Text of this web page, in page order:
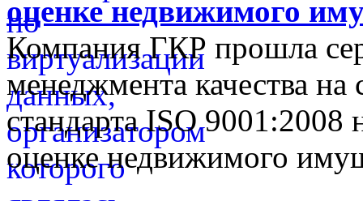
оценке недвижимого
Компания ГКР прошла
менеджмента качества на
стандарта ISO 9001:2008
оценке недвижимого